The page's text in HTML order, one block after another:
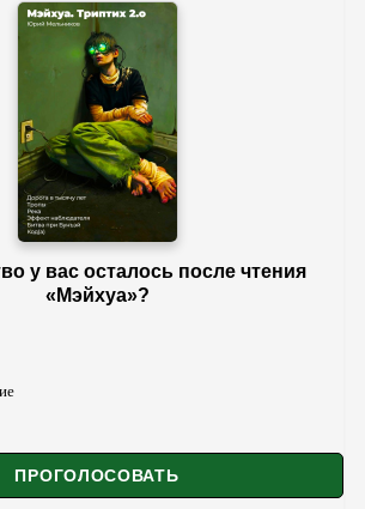
у вас осталось после чтения
«Мэйхуа»?